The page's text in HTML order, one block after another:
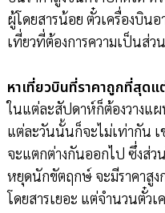
ผู้โดยสารน้อย ตั๋วเครื่องบิน
เที่ยวที่ต้องการความเป็นส่ว
หาเที่ยวบินที่ราคาถูกที่สุด
ในแต่ละสัปดาห์ก็ต้องวางแ
แต่ละวันนั้นก็จะไม่เท่ากัน
จะแตกต่างกันออกไป ซึ่งส่
หยุดนักขัตฤกษ์ จะมีราคาสูง
โดยสารเยอะ แต่จำนวนตั๋ว